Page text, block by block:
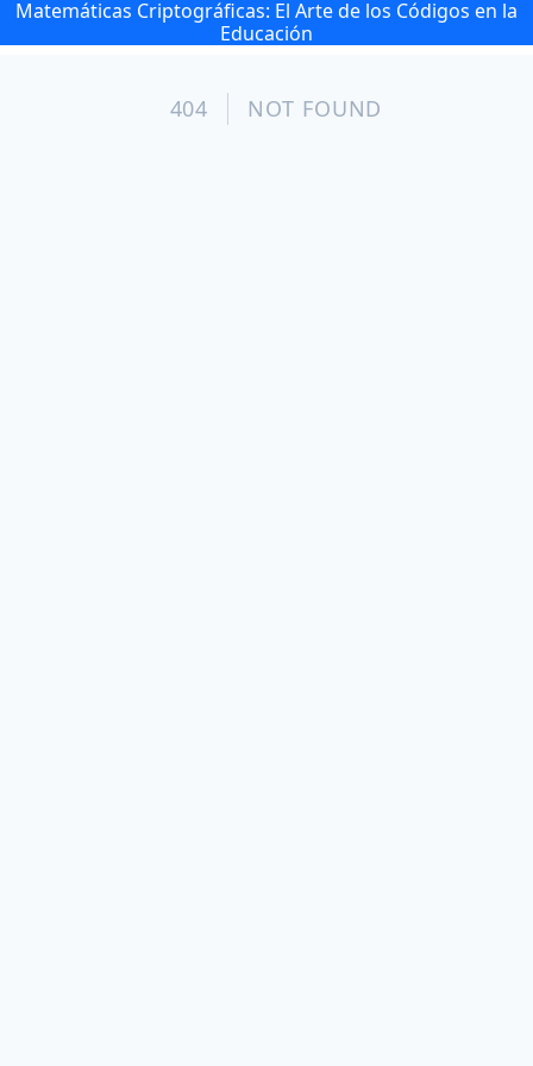
Matemáticas Criptográficas: El Arte de los Códigos en la
Educación